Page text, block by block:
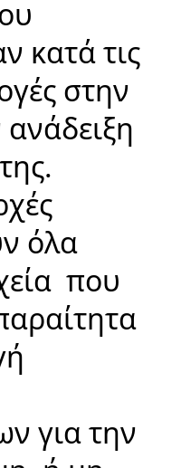
κατά τις
στην
ανάδειξη
όλα
που
για την